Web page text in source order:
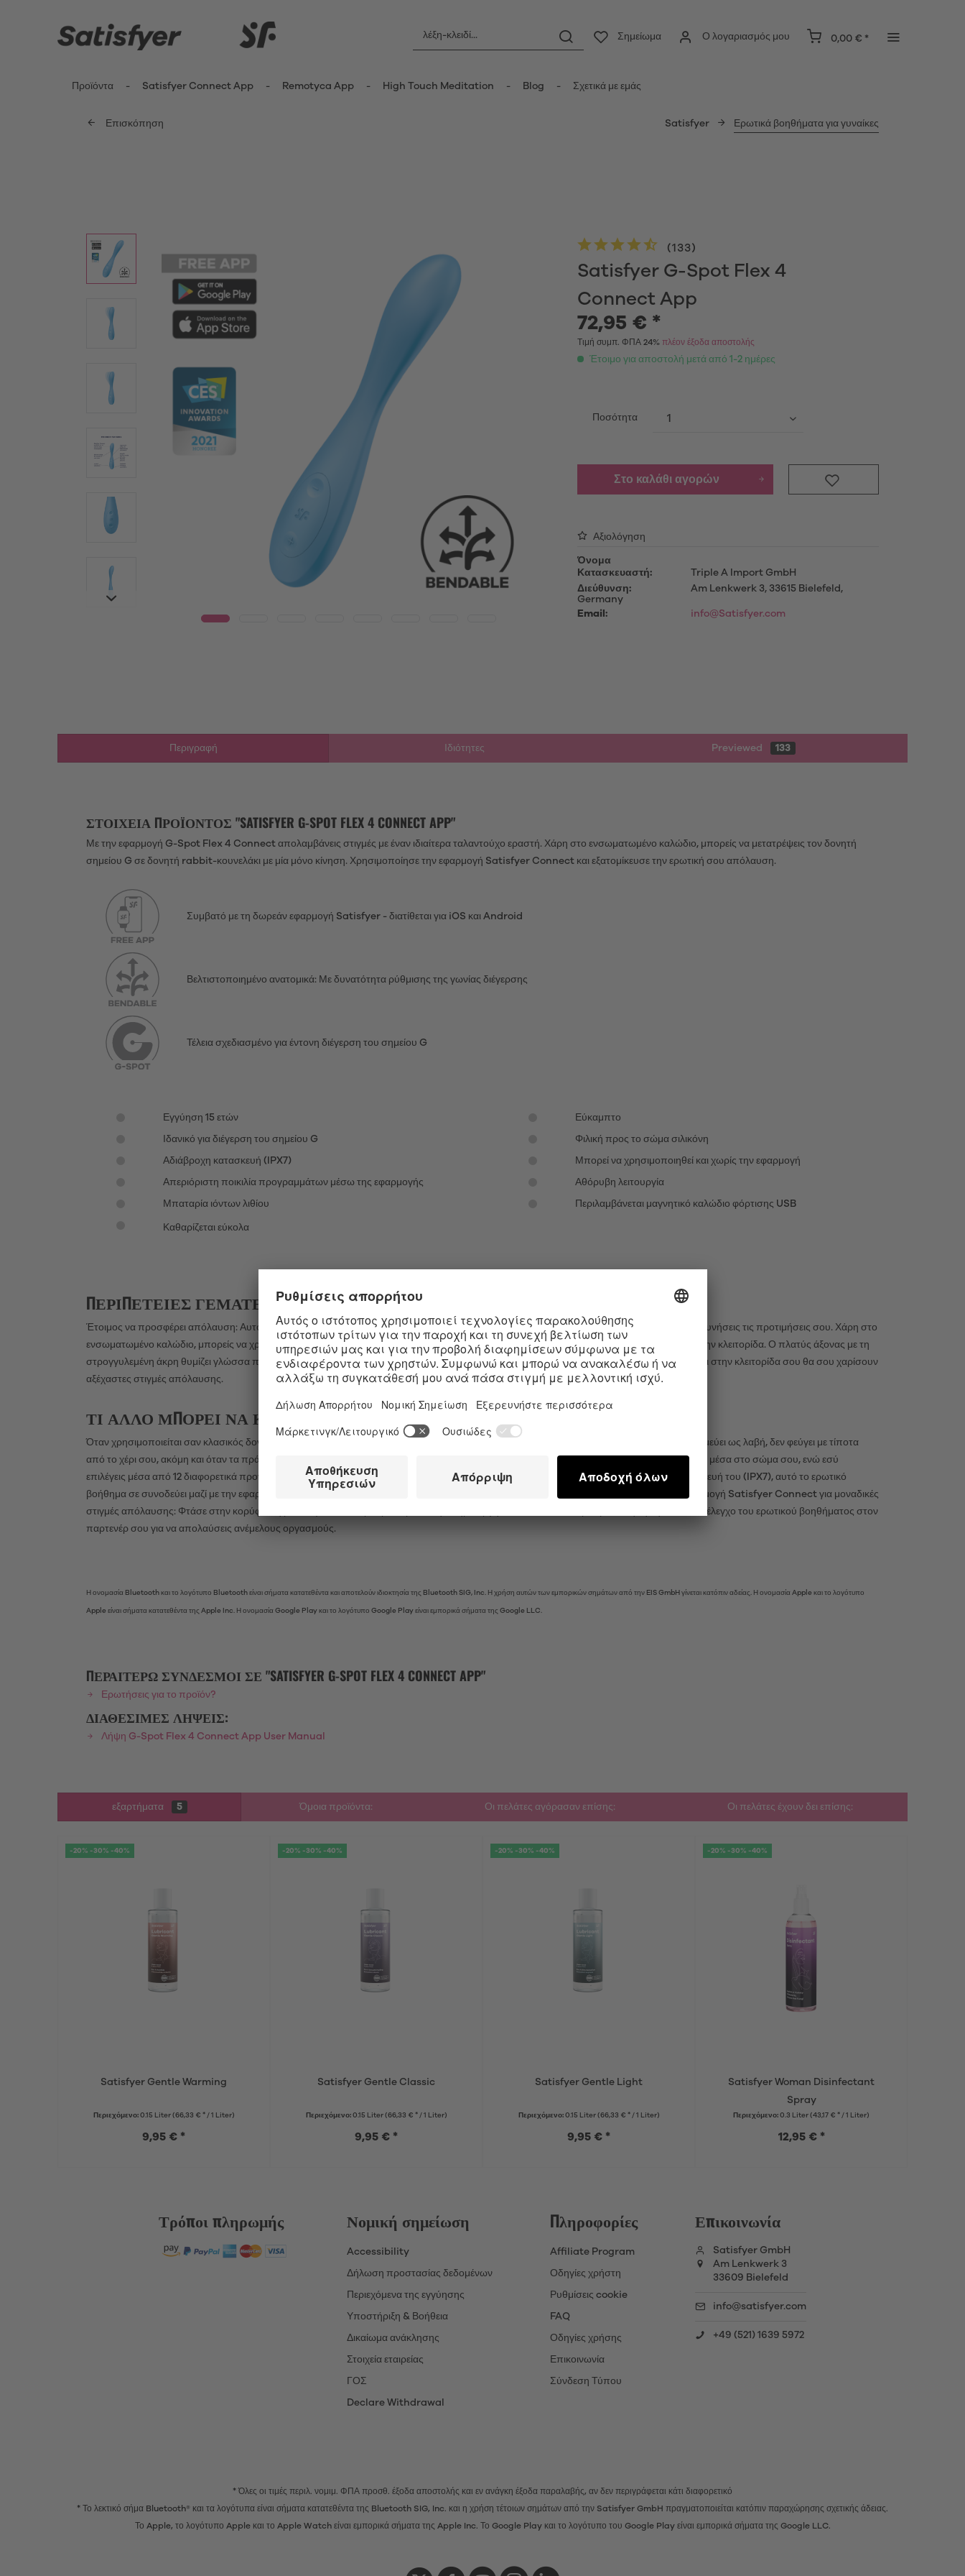
Σημείωμα Ο λογαριασμός μου 0,00 € *
Προϊόντα Satisfyer Connect App Remotyca App High Touch Meditation Blog Σχετικά με εμάς
Satisfyer Sets
App Toys
Γυάλινοι δονητές
Ερωτικά βοηθήματα για ζευγάρια
Δονητές για ζευγάρια
Τεχνολογία Air Pulse
Κλειτοριδικά ερωτικά βοηθήματα
Δονητές rabbit-κουνελάκια
Wearable Vibrators
Warming Vibrators
Δονητές πολυτελείας
Συσκευές αυνανισμού
Penis Toys
Δαχτυλίδια πέους
Κυπελλάκια περιόδου
Προϊόντα περιποίησης
Μανίκια για συσκευές αυνανισμού
Προφυλακτικά
Προϊόντα
Επισκόπηση Satisfyer Ερωτικά βοηθήματα για γυναίκες
Satisfyer G-Spot Flex 4
Connect App
(133)
72,95 € *
Τιμή συμπ. ΦΠΑ 24%πλέον έξοδα αποστολής
Έτοιμο για αποστολή μετά από 1-2 ημέρες
Ποσότητα
Στο καλάθι αγορών
Αξιολόγηση
Όνομα
Κατασκευαστή:
Triple A Import GmbH
Διεύθυνση:
Am Lenkwerk 3, 33615 Bielefeld,
Germany
Email:
info@Satisfyer.com
Περιγραφή Ιδιότητες Previewed 133
ΣΤΟΙΧΕΊΑ ΠΡΟΪΌΝΤΟΣ "SATISFYER G-SPOT FLEX 4 CONNECT APP"
Με την εφαρμογή G-Spot Flex 4 Connect απολαμβάνεις στιγμές με έναν ιδιαίτερα ταλαντούχο εραστή. Χάρη στο ενσωματωμένο καλώδιο, μπορείς να μετατρέψεις τον δονητή
σημείου G σε δονητή rabbit-κουνελάκι με μία μόνο κίνηση. Χρησιμοποίησε την εφαρμογή Satisfyer Connect και εξατομίκευσε την ερωτική σου απόλαυση.
Συμβατό με τη δωρεάν εφαρμογή Satisfyer - διατίθεται για iOS και Android
Βελτιστοποιημένο ανατομικά: Με δυνατότητα ρύθμισης της γωνίας διέγερσης
Τέλεια σχεδιασμένο για έντονη διέγερση του σημείου G
Εγγύηση 15 ετών Εύκαμπτο
Ιδανικό για διέγερση του σημείου G Φιλική προς το σώμα σιλικόνη
Αδιάβροχη κατασκευή (IPX7) Μπορεί να χρησιμοποιηθεί και χωρίς την εφαρμογή
Απεριόριστη ποικιλία προγραμμάτων μέσω της εφαρμογής Αθόρυβη λειτουργία
Μπαταρία ιόντων λιθίου Περιλαμβάνεται μαγνητικό καλώδιο φόρτισης USB
Καθαρίζεται εύκολα
ΠΕΡΙΠΈΤΕΙΕΣ ΓΕΜΆΤΕΣ ΠΟΙΚΙΛΊΑ ΜΕ ΤΗΝ ΕΦΑΡΜΟΓΉ G-SPOT FLEX 4 CONNECT
Έτοιμος να προσφέρει απόλαυση: Αυτός ο ιδιαίτερος δονητής συνδυάζει πολυάριθμες επιλογές διέγερσης και είναι η τέλεια λύση για να εξερευνήσεις τις προτιμήσεις σου. Χάρη στο
ενσωματωμένο καλώδιο, μπορείς να χρησιμοποιήσεις τον δονητή σημείου G και ως δονητή rabbit-κουνελάκι που διεγείρει το σημείο G και την κλειτορίδα. Ο πλατύς άξονας με τη
στρογγυλεμένη άκρη θυμίζει γλώσσα που ερεθίζει κάθε σημείο του κόλπου σου. Τα κύματα διέγερσης που φτάνουν ακριβώς στο σημείο G και στην κλειτορίδα σου θα σου χαρίσουν
αξέχαστες στιγμές απόλαυσης.
ΤΙ ΆΛΛΟ ΜΠΟΡΕΊ ΝΑ ΚΆΝΕΙ Η ΕΦΑΡΜΟΓΉ G-SPOT FLEX 4 CONNECT:
Όταν χρησιμοποιείται σαν κλασικός δονητής σημείου G, αυτό το ερωτικό πολυεργαλείο, χάρη στο καμπυλωτό κάτω στέλεχός του που χρησιμεύει ως λαβή, δεν φεύγει με τίποτα
από το χέρι σου, ακόμη και όταν τα πράγματα παίρνουν άγρια τροπή. Η απαλή σιλικόνη περιποιείται απαλά το δέρμα σου και διεισδύει απαλά μέσα στο σώμα σου, ενώ εσύ
επιλέγεις μέσα από 12 διαφορετικά προγράμματα δόνησης το αγαπημένο σου για μοναδικές στιγμές διέγερσης. Χάρη στην αδιάβροχη κατασκευή του (IPX7), αυτό το ερωτικό
βοήθημα σε συνοδεύει μαζί με την εφαρμογή G-Spot Flex 4 Connect ακόμη και στο ντους ή στην μπανιέρα. Έλεγξε τον δονητή με την εφαρμογή Satisfyer Connect για μοναδικές
στιγμές απόλαυσης: Φτάσε στην κορύφωση με απογειωτικούς ρυθμούς μουσικής, δημιούργησε τα ολόδικά σου μοτίβα δόνησης ή δώσε τον έλεγχο του ερωτικού βοηθήματος στον
παρτενέρ σου για να απολαύσεις ανέμελους οργασμούς.
Η ονομασία Bluetooth και το λογότυπο Bluetooth είναι σήματα κατατεθέντα και αποτελούν ιδιοκτησία της Bluetooth SIG, Inc. Η χρήση αυτών των εμπορικών σημάτων από την EIS GmbH γίνεται κατόπιν αδείας. Η ονομασία Apple και το λογότυπο
Apple είναι σήματα κατατεθέντα της Apple Inc. Η ονομασία Google Play και το λογότυπο Google Play είναι εμπορικά σήματα της Google LLC.
ΠΕΡΑΙΤΈΡΩ ΣΎΝΔΕΣΜΟΙ ΣΕ "SATISFYER G-SPOT FLEX 4 CONNECT APP"
Ερωτήσεις για το προϊόν?
ΔΙΑΘΈΣΙΜΕΣ ΛΉΨΕΙΣ:
Λήψη G-Spot Flex 4 Connect App User Manual
εξαρτήματα 5 Όμοια προϊόντα: Οι πελάτες αγόρασαν επίσης: Οι πελάτες έχουν δει επίσης:
-20% -30% -40%
Satisfyer Gentle Warming
Περιεχόμενο: 0.15 Liter (66,33 € * / 1 Liter)
9,95 € *
-20% -30% -40%
Satisfyer Gentle Classic
Περιεχόμενο: 0.15 Liter (66,33 € * / 1 Liter)
9,95 € *
-20% -30% -40%
Satisfyer Gentle Light
Περιεχόμενο: 0.15 Liter (66,33 € * / 1 Liter)
9,95 € *
-20% -30% -40%
Satisfyer Woman Disinfectant
Spray
Περιεχόμενο: 0.3 Liter (43,17 € * / 1 Liter)
12,95 € *
Τρόποι πληρωμής Νομική σημείωση
Accessibility
Δήλωση προστασίας δεδομένων
Περιεχόμενα της εγγύησης
Υποστήριξη & Βοήθεια
Δικαίωμα ανάκλησης
Στοιχεία εταιρείας
ΓΟΣ
Declare Withdrawal
Πληροφορίες
Affiliate Program
Οδηγίες χρήστη
Ρυθμίσεις cookie
FAQ
Οδηγίες χρήσης
Επικοινωνία
Σύνδεση Τύπου
Επικοινωνία
Satisfyer GmbH
Am Lenkwerk 3
33609 Bielefeld
info@satisfyer.com
+49 (521) 1639 5972
* Όλες οι τιμές περιλ. νομιμ. ΦΠΑ προσθ. έξοδα αποστολής και εν ανάγκη έξοδα παραλαβής, αν δεν περιγράφεται κάτι διαφορετικό
* Το λεκτικό σήμα Bluetooth® και τα λογότυπα είναι σήματα κατατεθέντα της Bluetooth SIG, Inc. και η χρήση τέτοιων σημάτων από την Satisfyer GmbH πραγματοποιείται κατόπιν παραχώρησης σχετικής άδειας.
Το Apple, το λογότυπο Apple και το Apple Watch είναι εμπορικά σήματα της Apple Inc. Το Google Play και το λογότυπο του Google Play είναι εμπορικά σήματα της Google LLC.